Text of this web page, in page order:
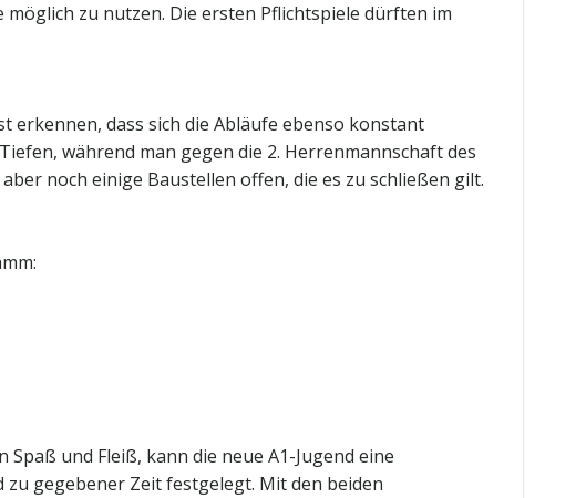
zu nutzen. Die ersten Pflichtspiele dürften im
dass sich die Abläufe ebenso konstant
während man gegen die 2. Herrenmannschaft des
noch einige Baustellen offen, die es zu schließen gilt.
und Fleiß, kann die neue A1-Jugend eine
gegebener Zeit festgelegt. Mit den beiden